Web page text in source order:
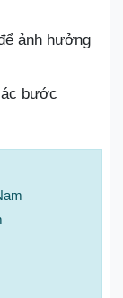
ảnh hưởng
bước